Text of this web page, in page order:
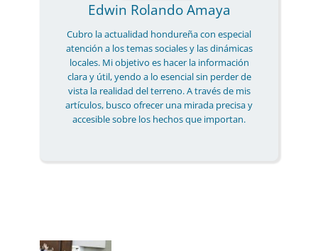
Edwin Rolando Amaya
Cubro la actualidad hondureña con especial
atención a los temas sociales y las dinámicas
locales. Mi objetivo es hacer la información
clara y útil, yendo a lo esencial sin perder de
vista la realidad del terreno. A través de mis
artículos, busco ofrecer una mirada precisa y
accesible sobre los hechos que importan.